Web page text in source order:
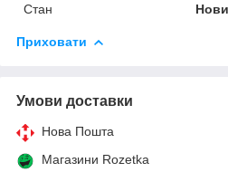
Стан
Приховати
Умови доставки
Нова Пошта
Магазини Rozetka